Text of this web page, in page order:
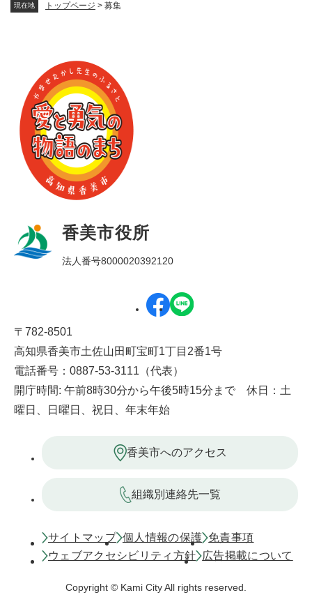
現在地 トップページ > 募集
香美市役所
法人番号8000020392120
〒782-8501
高知県香美市土佐山田町宝町1丁目2番1号
電話番号：0887-53-3111（代表）
開庁時間: 午前8時30分から午後5時15分まで 休日：土
曜日、日曜日、祝日、年末年始
香美市へのアクセス
組織別連絡先一覧
サイトマップ 個人情報の保護 免責事項
ウェブアクセシビリティ方針
広告掲載について
Copyright © Kami City All rights reserved.